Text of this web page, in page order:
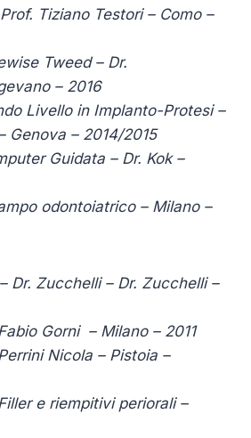
Tiziano Testori – Como –
Tweed – Dr.
– 2016
Livello in Implanto-Protesi –
Genova – 2014/2015
Guidata – Dr. Kok –
odontoiatrico – Milano –
Dr. Zucchelli – Dr. Zucchelli –
Gorni– Milano – 2011
Nicola – Pistoia –
e riempitivi periorali –